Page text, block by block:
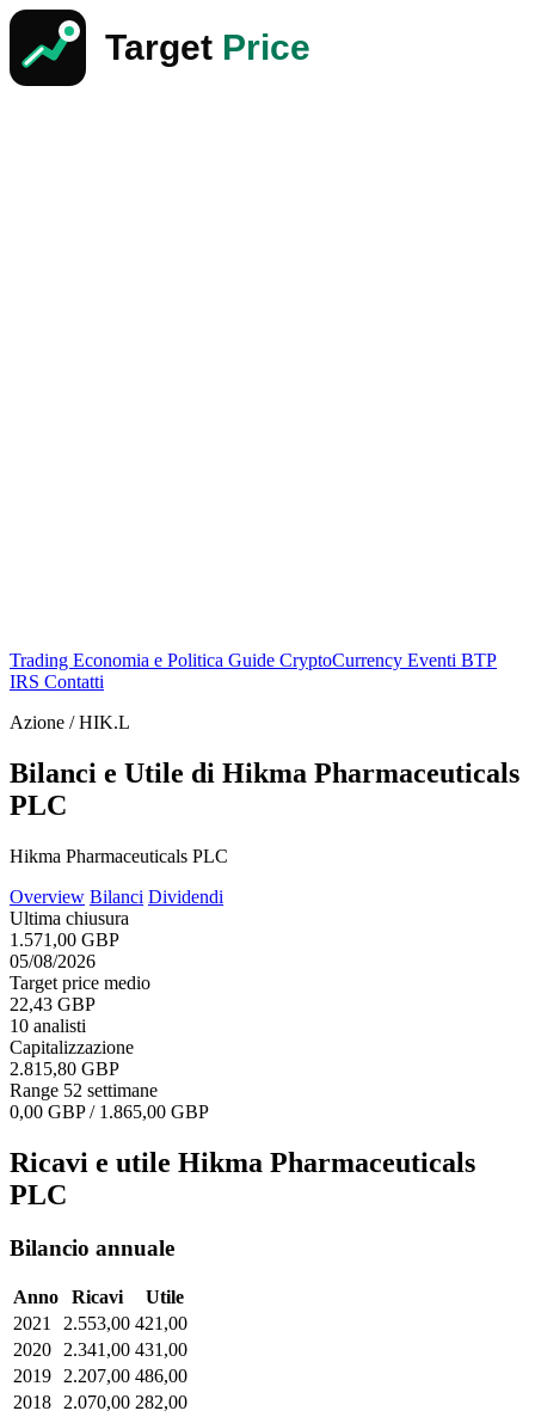
Trading Economia e Politica Guide CryptoCurrency Eventi BTP
IRS Contatti
Azione / HIK.L
Bilanci e Utile di Hikma Pharmaceuticals
PLC
Hikma Pharmaceuticals PLC
Overview Bilanci Dividendi
Ultima chiusura
1.571,00 GBP
05/08/2026
Target price medio
22,43 GBP
10 analisti
Capitalizzazione
2.815,80 GBP
Range 52 settimane
0,00 GBP / 1.865,00 GBP
Ricavi e utile Hikma Pharmaceuticals
PLC
Bilancio annuale
Anno Ricavi
Utile
2021
2.553,00 421,00
2020
2.341,00 431,00
2019
2.207,00 486,00
2018
2.070,00 282,00